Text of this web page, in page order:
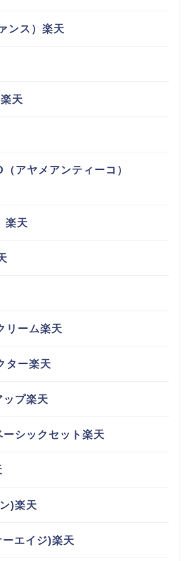
ンス）楽天
天
アヤメアンティーコ）
楽天
リーム楽天
ター楽天
プ楽天
シックセット楽天
)楽天
エイジ)楽天